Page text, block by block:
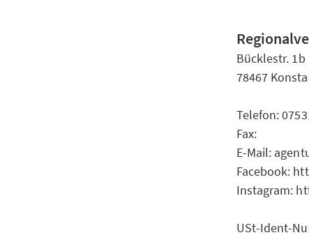
Bücklestr. 1b
78467
Telefon:
Fax:
E-Mail:
Facebook:
Instagram:
USt-Ident-